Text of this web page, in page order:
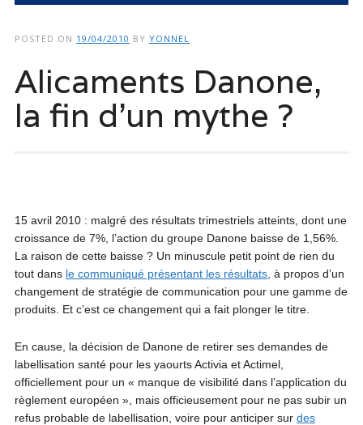
POSTED ON 19/04/2010 BY YONNEL
Alicaments Danone,
la fin d’un mythe ?
15 avril 2010 : malgré des résultats trimestriels atteints, dont une
croissance de 7%, l’action du groupe Danone baisse de 1,56%.
La raison de cette baisse ? Un minuscule petit point de rien du
tout dans le communiqué présentant les résultats, à propos d’un
changement de stratégie de communication pour une gamme de
produits. Et c’est ce changement qui a fait plonger le titre.
En cause, la décision de Danone de retirer ses demandes de
labellisation santé pour les yaourts Activia et Actimel,
officiellement pour un « manque de visibilité dans l’application du
règlement européen », mais officieusement pour ne pas subir un
refus probable de labellisation, voire pour anticiper sur des